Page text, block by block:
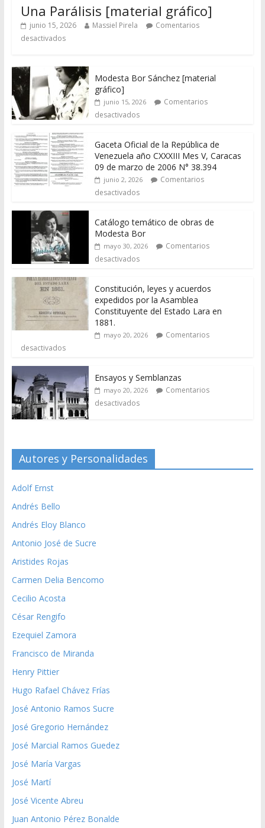
Una Parálisis [material gráfico]
junio 15, 2026 Massiel Pirela
Comentarios
desactivados
Modesta Bor Sánchez [material
gráfico]
junio 15, 2026
Comentarios
desactivados
Gaceta Oficial de la República de
Venezuela año CXXXIII Mes V, Caracas
09 de marzo de 2006 N° 38.394
junio 2, 2026
Comentarios
desactivados
Catálogo temático de obras de
Modesta Bor
mayo 30, 2026
Comentarios
desactivados
Constitución, leyes y acuerdos
expedidos por la Asamblea
Constituyente del Estado Lara en
1881.
mayo 20, 2026
Comentarios
desactivados
Ensayos y Semblanzas
mayo 20, 2026
Comentarios
desactivados
Autores y Personalidades
Adolf Ernst
Andrés Bello
Andrés Eloy Blanco
Antonio José de Sucre
Aristides Rojas
Carmen Delia Bencomo
Cecilio Acosta
César Rengifo
Ezequiel Zamora
Francisco de Miranda
Henry Pittier
Hugo Rafael Chávez Frías
José Antonio Ramos Sucre
José Gregorio Hernández
José Marcial Ramos Guedez
José María Vargas
José Martí
José Vicente Abreu
Juan Antonio Pérez Bonalde